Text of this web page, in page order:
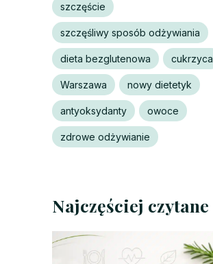
szczęście
szczęśliwy sposób odżywiania
dieta bezglutenowa cukrzyca
Warszawa nowy dietetyk
antyoksydanty owoce
zdrowe odżywianie
Najczęściej czytane